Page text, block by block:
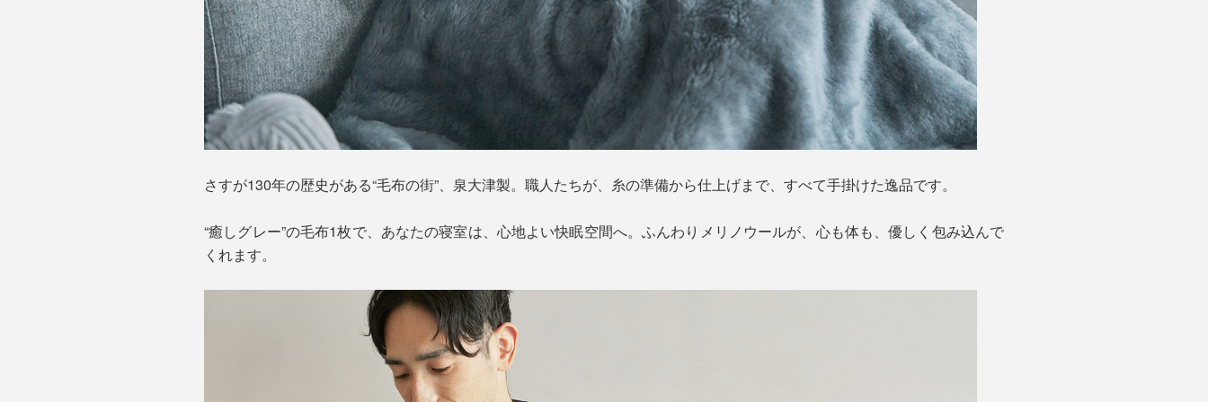
さすが130年の歴史がある“毛布の街”、泉大津製。職人たちが、糸の準備から仕上げまで、すべて手掛けた逸品です。
“癒しグレー”の毛布1枚で、あなたの寝室は、心地よい快眠空間へ。ふんわりメリノウールが、心も体も、優しく包み込んで
くれます。